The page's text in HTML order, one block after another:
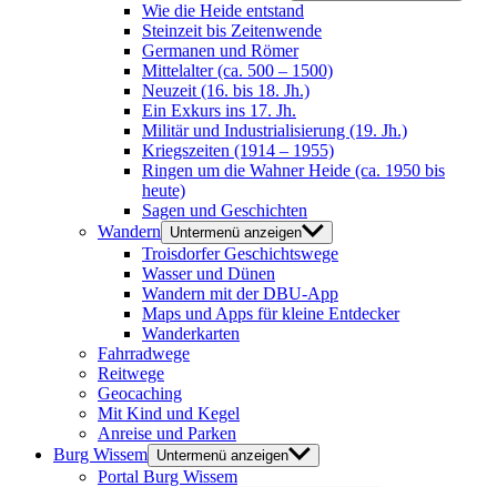
Wie die Heide entstand
Steinzeit bis Zeitenwende
Germanen und Römer
Mittelalter (ca. 500 – 1500)
Neuzeit (16. bis 18. Jh.)
Ein Exkurs ins 17. Jh.
Militär und Industrialisierung (19. Jh.)
Kriegszeiten (1914 – 1955)
Ringen um die Wahner Heide (ca. 1950 bis
heute)
Sagen und Geschichten
Wandern
Untermenü anzeigen
Troisdorfer Geschichtswege
Wasser und Dünen
Wandern mit der DBU-App
Maps und Apps für kleine Entdecker
Wanderkarten
Fahrradwege
Reitwege
Geocaching
Mit Kind und Kegel
Anreise und Parken
Burg Wissem Untermenü anzeigen
Portal Burg Wissem